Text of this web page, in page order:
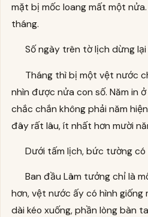
mặt bị mốc loang mất một
tháng.
Số ngày trên tờ lịch dừng lại
Tháng thì bị một vệt nước
nhìn được nửa con số. Năm in
chắc chắn không phải năm
đây rất lâu, ít nhất hơn mười
Dưới tấm lịch, bức tường
Ban đầu Lâm tưởng chỉ là
hơn, vệt nước ấy có hình giống
dài kéo xuống, phần lòng bàn